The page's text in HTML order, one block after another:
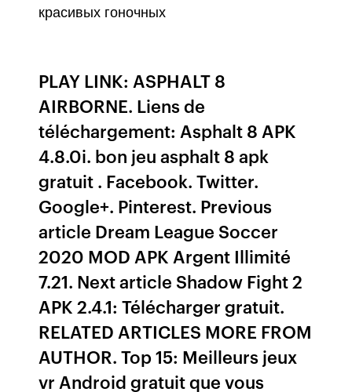
красивых гоночных
PLAY LINK: ASPHALT 8
AIRBORNE. Liens de
téléchargement: Asphalt 8 APK
4.8.0i. bon jeu asphalt 8 apk
gratuit . Facebook. Twitter.
Google+. Pinterest. Previous
article Dream League Soccer
2020 MOD APK Argent Illimité
7.21. Next article Shadow Fight 2
APK 2.4.1: Télécharger gratuit.
RELATED ARTICLES MORE FROM
AUTHOR. Top 15: Meilleurs jeux
vr Android gratuit que vous